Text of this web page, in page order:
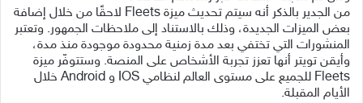
من الجدير بالذكر أنه سيتم تحديث ميزة Fleets لاحقًا من خلال إضافة
بعض الميزات الجديدة، وذلك بالاستناد إلى ملاحظات الجمهور. وتعتبر
المنشورات التي تختفي بعد مدة زمنية محدودة موجودة منذ مدة،
وأيقن تويتر أنها تعزز تجربة الأشخاص على المنصة. وستتوفّر ميزة
Fleets للجميع على مستوى العالم لنظامي IOS و Android خلال
الأيام المقبلة.